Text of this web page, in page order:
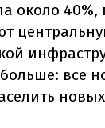
около
все